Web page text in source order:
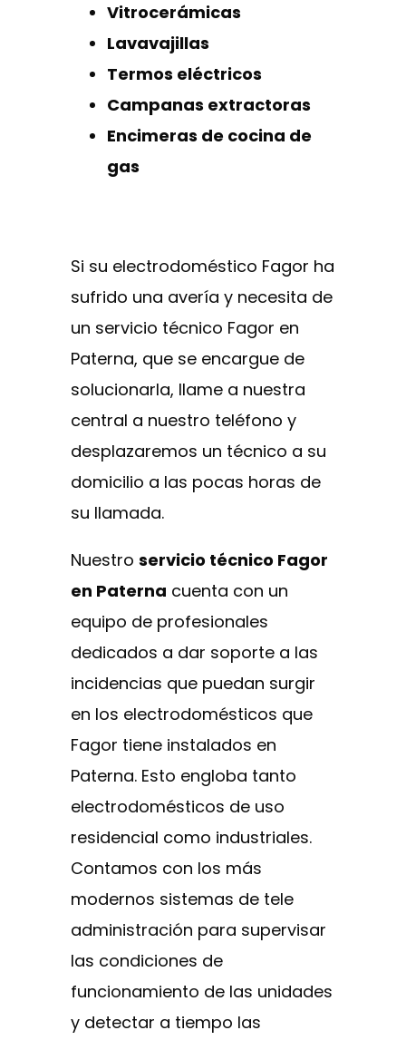
Vitrocerámicas
Lavavajillas
Termos eléctricos
Campanas extractoras
Encimeras de cocina de
gas
Si su electrodoméstico Fagor ha
sufrido una avería y necesita de
un servicio técnico Fagor en
Paterna, que se encargue de
solucionarla, llame a nuestra
central a nuestro teléfono y
desplazaremos un técnico a su
domicilio a las pocas horas de
su llamada.
Nuestro servicio técnico Fagor
en Paterna cuenta con un
equipo de profesionales
dedicados a dar soporte a las
incidencias que puedan surgir
en los electrodomésticos que
Fagor tiene instalados en
Paterna. Esto engloba tanto
electrodomésticos de uso
residencial como industriales.
Contamos con los más
modernos sistemas de tele
administración para supervisar
las condiciones de
funcionamiento de las unidades
y detectar a tiempo las